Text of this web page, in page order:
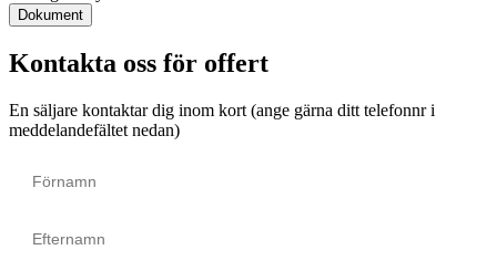
Dokument
Kontakta oss för offert
En säljare kontaktar dig inom kort (ange gärna ditt telefonnr i
meddelandefältet nedan)